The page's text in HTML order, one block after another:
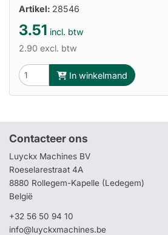
Artikel: 28546
3.51 incl. btw
2.90 excl. btw
In winkelmand
Contacteer ons
Luyckx Machines BV
Roeselarestraat 4A
8880 Rollegem-Kapelle (Ledegem)
België
+32 56 50 94 10
info@luyckxmachines.be